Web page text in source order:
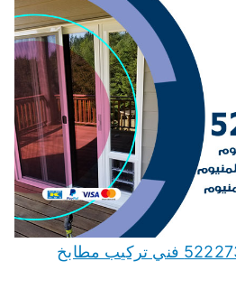
فني المنيوم النعيم 52227343 فني تركيب مطابخ